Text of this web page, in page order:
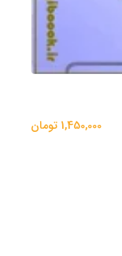
1,450,000 تومان